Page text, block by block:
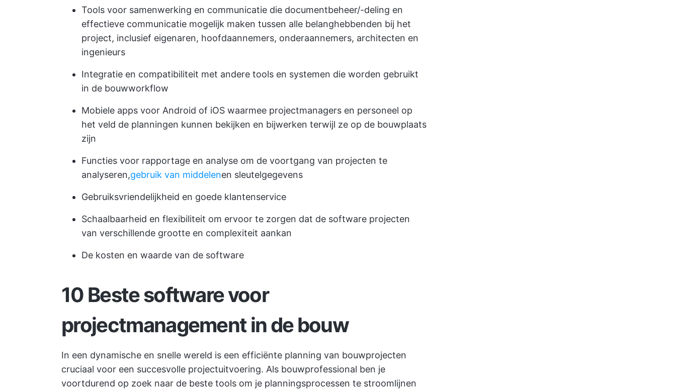
Tools voor samenwerking en communicatie die documentbeheer/-deling en
effectieve communicatie mogelijk maken tussen alle belanghebbenden bij het
project, inclusief eigenaren, hoofdaannemers, onderaannemers, architecten en
ingenieurs
Integratie en compatibiliteit met andere tools en systemen die worden gebruikt
in de bouwworkflow
Mobiele apps voor Android of iOS waarmee projectmanagers en personeel op
het veld de planningen kunnen bekijken en bijwerken terwijl ze op de bouwplaats
zijn
Functies voor rapportage en analyse om de voortgang van projecten te
analyseren,gebruik van middelenen sleutelgegevens
Gebruiksvriendelijkheid en goede klantenservice
Schaalbaarheid en flexibiliteit om ervoor te zorgen dat de software projecten
van verschillende grootte en complexiteit aankan
De kosten en waarde van de software
10 Beste software voor
projectmanagement in de bouw
In een dynamische en snelle wereld is een efficiënte planning van bouwprojecten
cruciaal voor een succesvolle projectuitvoering. Als bouwprofessional ben je
voortdurend op zoek naar de beste tools om je planningsprocessen te stroomlijnen